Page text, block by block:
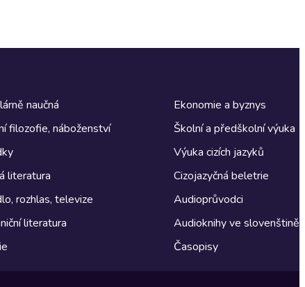
naučná
filozofie, náboženství
literatura
rozhlas, televize
literatura
Ekonomie a byznys
Školní a předškolní výuka
Výuka cizích jazyků
Cizojazyčná beletrie
Audioprůvodci
Audioknihy ve slovenštině
Časopisy